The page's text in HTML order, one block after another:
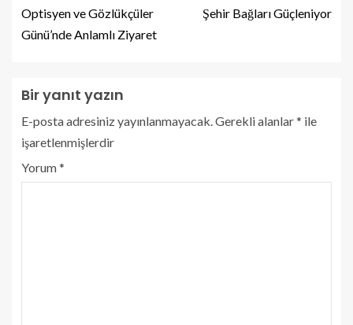
Optisyen ve Gözlükçüler
Günü’nde Anlamlı Ziyaret
Şehir Bağları Güçleniyor
Bir yanıt yazın
E-posta adresiniz yayınlanmayacak. Gerekli alanlar* ile
işaretlenmişlerdir
Yorum*